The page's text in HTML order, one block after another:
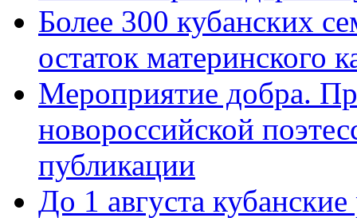
Более 300 кубанских
остаток материнского
Мероприятие добра.
новороссийской
публикации
До 1 августа